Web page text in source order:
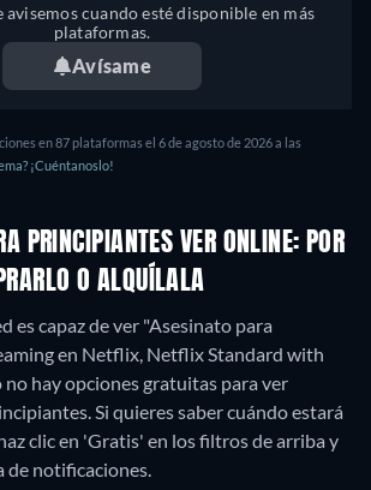
avisemos cuando esté disponible en más
plataformas.
Avísame
en 87 plataformas el 6 de agosto de 2026 a las
¡Cuéntanoslo!
PRINCIPIANTES VER ONLINE: POR
O ALQUÍLALA
es capaz de ver "Asesinato para
en Netflix, Netflix Standard with
no hay opciones gratuitas para ver
Si quieres saber cuándo estará
clic en 'Gratis' en los filtros de arriba y
de notificaciones.